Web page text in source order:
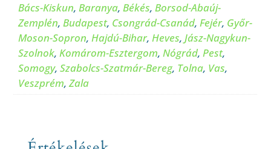
Bács-Kiskun,Baranya,Békés,Borsod-Abaúj-
Zemplén,Budapest, Csongrád-Csanád,Fejér, Győr-
Moson-Sopron,Hajdú-Bihar,Heves,Jász-Nagykun-
Szolnok,Komárom-Esztergom,Nógrád,Pest,
Somogy,Szabolcs-Szatmár-Bereg, Tolna, Vas,
Veszprém,Zala